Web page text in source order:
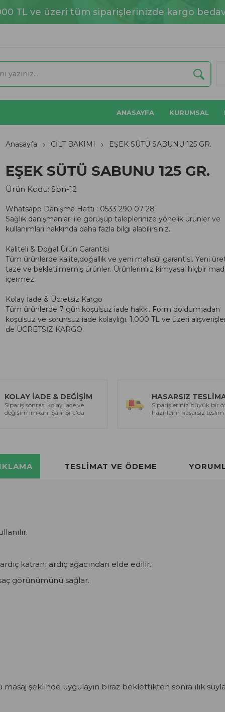
TL ve üzeri tüm siparişlerinizde kargo
ANASAYFA KURUMSAL
Anasayfa CİLT BAKIMI EŞEK SÜTÜ SABUNU 125 GR.
EŞEK SÜTÜ SABUNU 125 GR.
Ürün Kodu: Sbn-12
Whatsapp Danışma Hattı : 0533 290 07 28
Sağlık danışmanları ile görüşüp taleplerinize yönelik ürünler ve
kullanımları hakkında daha fazla bilgi alabilirsiniz.
Kaliteli & Doğal Ürün Garantisi
Tüm ürünlerde kalite,doğallık ve yeni mahsül garantisi. Yeni
taze ve bekletilmemiş ürünler. Ürünlerimiz kimyasal hiçbir
içermez.
Kolay İade & Ücretsiz Kargo
Tüm ürünlerde 7 gün koşulsuz iade hakkı. Form doldurmadan
koşulsuz ve sorunsuz iade kolaylığı. 1.000 TL ve üzeri
de ÜCRETSİZ KARGO.
KOLAY İADE & DEĞİŞİM
Sipariş sonrası kolay iade ve
değişim imkanı Şahı Şifa'da
HASARSIZ
Siparişleriniz büyük bir
hazırlanır hasarsız
TESLIMAT VE ÖDEME
katranı ardıç ağacından elde edilir.
görünümünü sağlar.
şeklinde uygulayın biraz beklettikten sonra ılık